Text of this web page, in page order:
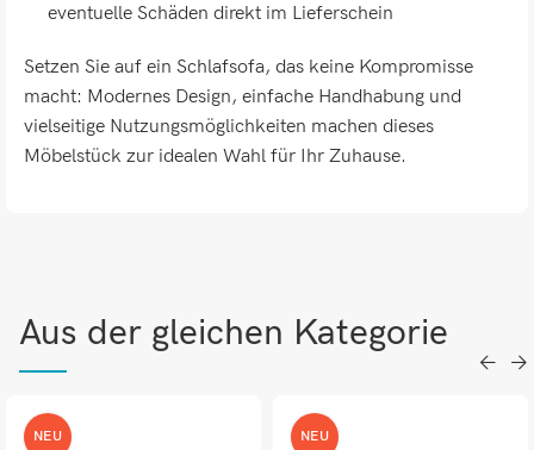
eventuelle Schäden direkt im Lieferschein
Setzen Sie auf ein Schlafsofa, das keine Kompromisse
macht: Modernes Design, einfache Handhabung und
vielseitige Nutzungsmöglichkeiten machen dieses
Möbelstück zur idealen Wahl für Ihr Zuhause.
Aus der gleichen Kategorie
NEU NEU